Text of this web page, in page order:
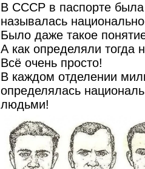
В СССР в паспорте
называлась
Было даже такое
А как определяли тогда
Всё очень просто!
В каждом отделении
определялась
людьми!